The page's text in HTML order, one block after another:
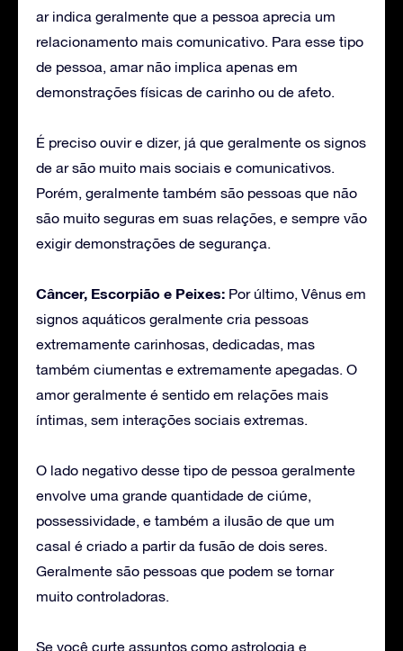
ar indica geralmente que a pessoa aprecia um
relacionamento mais comunicativo. Para esse tipo
de pessoa, amar não implica apenas em
demonstrações físicas de carinho ou de afeto.
É preciso ouvir e dizer, já que geralmente os signos
de ar são muito mais sociais e comunicativos.
Porém, geralmente também são pessoas que não
são muito seguras em suas relações, e sempre vão
exigir demonstrações de segurança.
Câncer, Escorpião e Peixes: Por último, Vênus em
signos aquáticos geralmente cria pessoas
extremamente carinhosas, dedicadas, mas
também ciumentas e extremamente apegadas. O
amor geralmente é sentido em relações mais
íntimas, sem interações sociais extremas.
O lado negativo desse tipo de pessoa geralmente
envolve uma grande quantidade de ciúme,
possessividade, e também a ilusão de que um
casal é criado a partir da fusão de dois seres.
Geralmente são pessoas que podem se tornar
muito controladoras.
Se você curte assuntos como astrologia e